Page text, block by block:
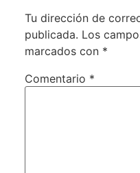
Tu dirección de
publicada. Los
marcados con *
Comentario *